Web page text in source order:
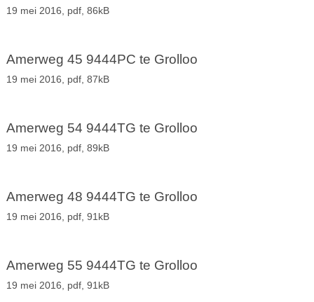
19 mei 2016, pdf, 86kB
Amerweg 45 9444PC te Grolloo
19 mei 2016, pdf, 87kB
Amerweg 54 9444TG te Grolloo
19 mei 2016, pdf, 89kB
Amerweg 48 9444TG te Grolloo
19 mei 2016, pdf, 91kB
Amerweg 55 9444TG te Grolloo
19 mei 2016, pdf, 91kB